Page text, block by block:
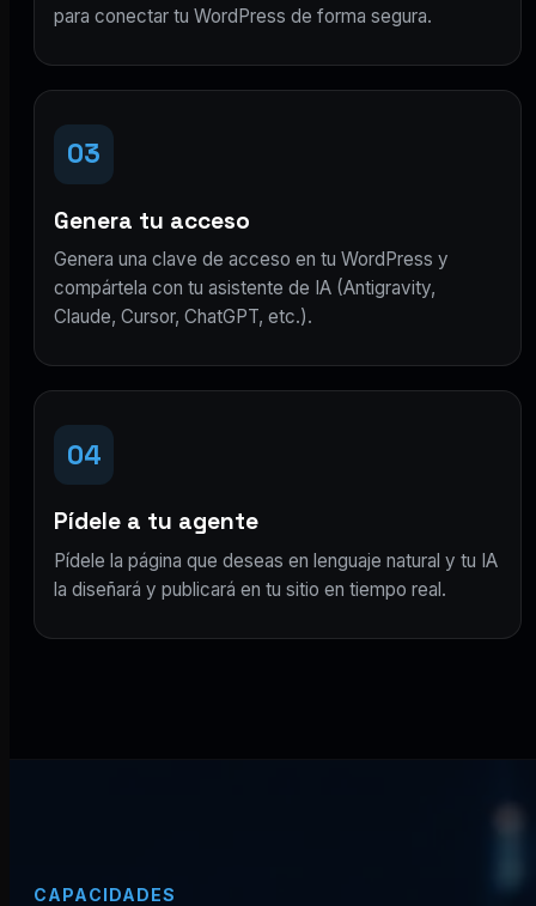
para conectar tu WordPress de forma segura.
03
Genera tu acceso
Genera una clave de acceso en tu WordPress y
compártela con tu asistente de IA (Antigravity,
Claude, Cursor, ChatGPT, etc.).
04
Pídele a tu agente
Pídele la página que deseas en lenguaje natural y tu IA
la diseñará y publicará en tu sitio en tiempo real.
CAPACIDADES